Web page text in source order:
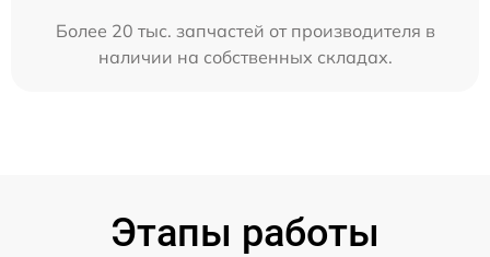
Более 20 тыс. запчастей от производителя в
наличии на собственных складах.
Этапы работы